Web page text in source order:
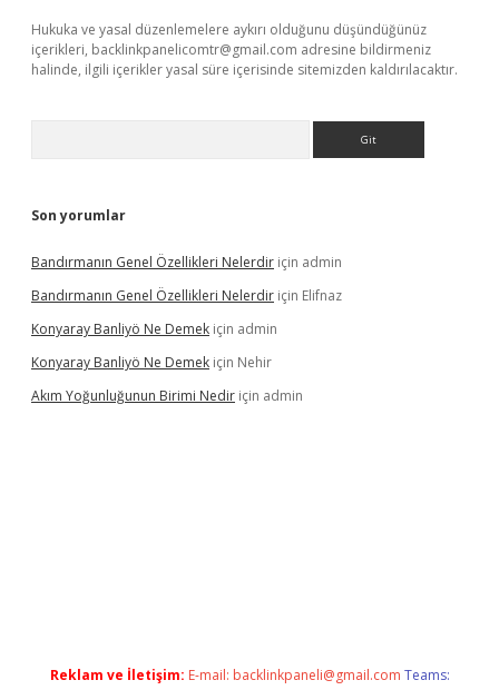
Hukuka ve yasal düzenlemelere aykırı olduğunu düşündüğünüz
içerikleri, backlinkpanelicomtr@gmail.com adresine bildirmeniz
halinde, ilgili içerikler yasal süre içerisinde sitemizden kaldırılacaktır.
Son yorumlar
Bandırmanın Genel Özellikleri Nelerdir için admin
Bandırmanın Genel Özellikleri Nelerdir için Elifnaz
Konyaray Banliyö Ne Demek için admin
Konyaray Banliyö Ne Demek için Nehir
Akım Yoğunluğunun Birimi Nedir için admin
Reklam ve İletişim: E-mail: backlinkpaneli@gmail.com Teams: